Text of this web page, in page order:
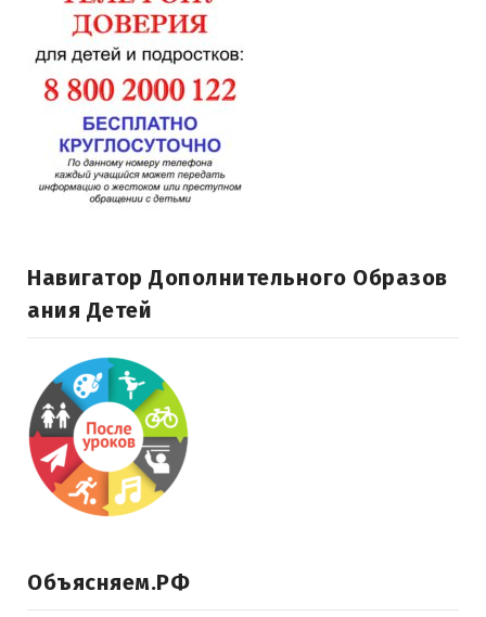
Навигатор Дополнительного Образов
Ания Детей
Объясняем.РФ